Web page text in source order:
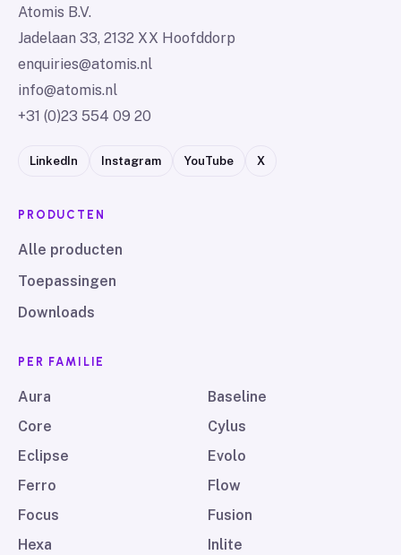
Atomis B.V.
Jadelaan 33, 2132 XX Hoofddorp
enquiries@atomis.nl
info@atomis.nl
+31 (0)23 554 09 20
LinkedIn Instagram YouTube X
PRODUCTEN
Alle producten
Toepassingen
Downloads
PER FAMILIE
Aura
Baseline
Core
Cylus
Eclipse
Evolo
Ferro
Flow
Focus
Fusion
Hexa
Inlite